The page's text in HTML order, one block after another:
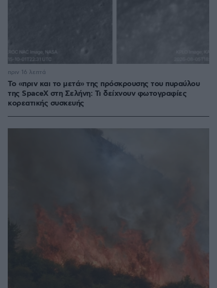
Το «πριν και το μετά» της πρόσκρουσης του πυραύλου
της SpaceX στη Σελήνη: Τι δείχνουν φωτογραφίες
κορεατικής συσκευής
πριν 16 λεπτά